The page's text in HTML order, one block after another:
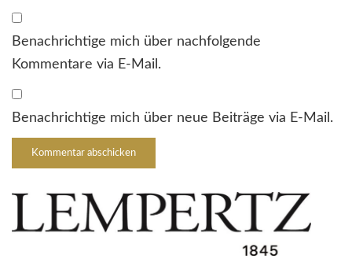
Benachrichtige mich über nachfolgende
Kommentare via E-Mail.
Benachrichtige mich über neue Beiträge via E-Mail.